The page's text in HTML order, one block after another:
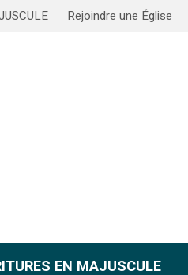
Rejoindre une Église
EN MAJUSCULE